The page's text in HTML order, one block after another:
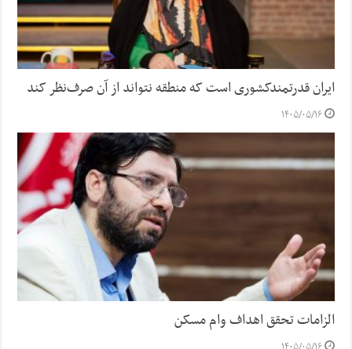
ایران قدرتمندکشوری است که منطقه نتواند از آن صرف‌نظر کند
۱۴۰۵/۰۵/۱۶
الزامات تحقق اهداف وام مسکن